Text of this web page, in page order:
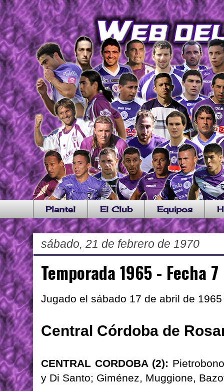
Plantel El Club Equipos
sábado, 21 de febrero de 1970
Temporada 1965 - Fecha 7
Jugado el sábado 17 de abril de 1965
Central Córdoba de
CENTRAL CORDOBA (2):
y Di Santo; Giménez, Muggione,